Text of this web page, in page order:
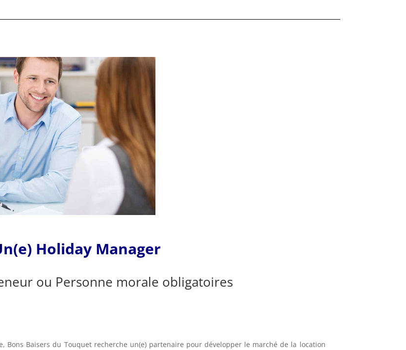
Holiday Manager
ou Personne morale obligatoires
Bons Baisers du Touquet recherche un(e) partenaire pour développer le marché de la location